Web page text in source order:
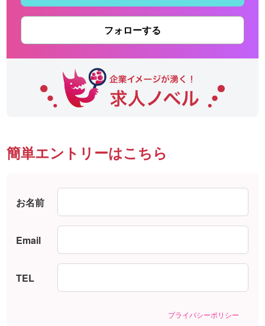
フォローする
簡単エントリーはこちら
お名前
Email
TEL
プライバシーポリシー